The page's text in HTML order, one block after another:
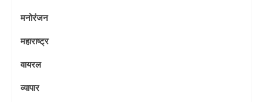
मनोरंजन
महाराष्ट्र
वायरल
व्यापार